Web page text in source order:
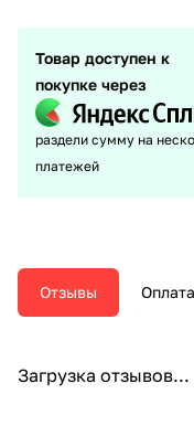
Товар доступен к
покупке через
раздели сумму на
платежей
Отзывы Оплата
Загрузка отзывов...